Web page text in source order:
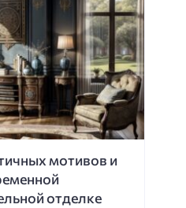
мотивов и
отделке